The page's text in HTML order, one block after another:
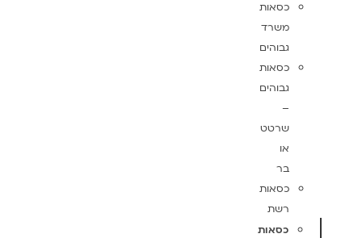
כסאות
משרד
גבוהים
כסאות
גבוהים
–
שרטט
או
בר
כסאות
רשת
כסאות